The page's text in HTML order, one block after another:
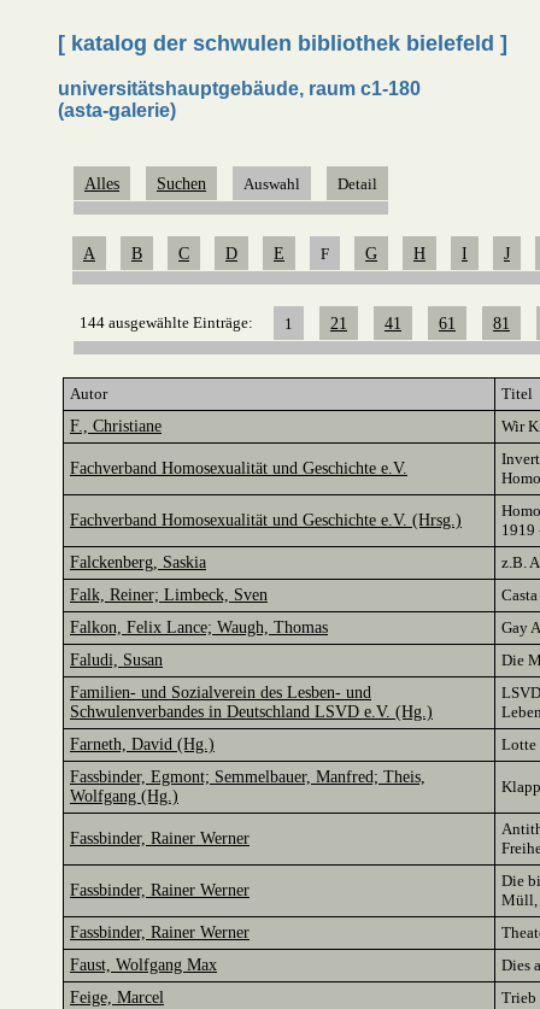
[ katalog der schwulen bibliothek bielefeld ]
universitätshauptgebäude, raum c1-180
(asta-galerie)
Alles Suchen Auswahl Detail
A B C D E F G H I J
144 ausgewählte Einträge: 1 21 41 61 81
Autor
Titel
F., Christiane
Wir
Fachverband Homosexualität und Geschichte e.V.
Fachverband Homosexualität und Geschichte e.V. (Hrsg.)
1919
Falckenberg, Saskia
z.B.
Falk, Reiner; Limbeck, Sven
Falkon, Felix Lance; Waugh, Thomas
Gay
Faludi, Susan
Die
Familien- und Sozialverein des Lesben- und
Schwulenverbandes in Deutschland LSVD e.V. (Hg.)
Farneth, David (Hg.)
Lotte
Fassbinder, Egmont; Semmelbauer, Manfred; Theis,
Wolfgang (Hg.)
Fassbinder, Rainer Werner
Fassbinder, Rainer Werner
Die
Müll,
Fassbinder, Rainer Werner
Faust, Wolfgang Max
Dies
Feige, Marcel
Trieb